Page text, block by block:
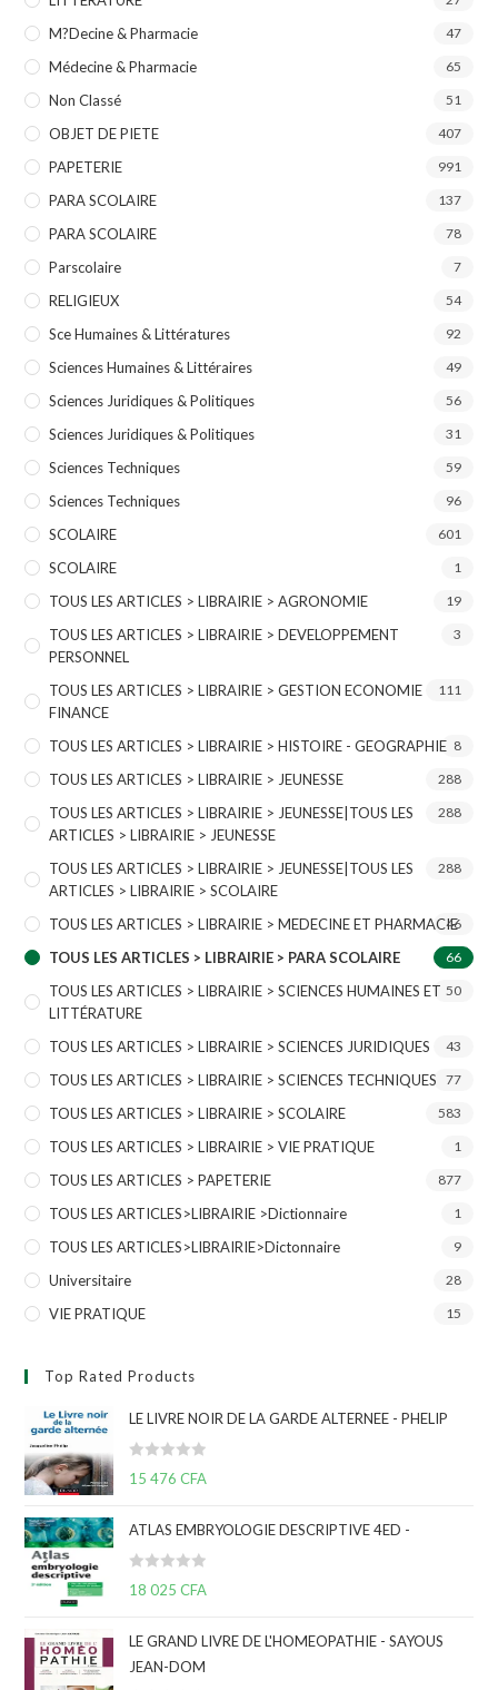
M?decine & Pharmacie 47
Médecine & Pharmacie 65
Non Classé 51
OBJET DE PIETE 407
PAPETERIE 991
PARA SCOLAIRE 137
PARA SCOLAIRE 78
Parscolaire 7
RELIGIEUX 54
Sce Humaines & Littératures 92
Sciences Humaines & Littéraires 49
Sciences Juridiques & Politiques 56
Sciences Juridiques & Politiques 31
Sciences Techniques 59
Sciences Techniques 96
SCOLAIRE 601
SCOLAIRE 1
TOUS LES ARTICLES > LIBRAIRIE > AGRONOMIE 19
TOUS LES ARTICLES > LIBRAIRIE > DEVELOPPEMENT
PERSONNEL
3
TOUS LES ARTICLES > LIBRAIRIE > GESTION ECONOMIE
FINANCE
111
TOUS LES ARTICLES > LIBRAIRIE > HISTOIRE - GEOGRAPHIE 8
TOUS LES ARTICLES > LIBRAIRIE > JEUNESSE 288
TOUS LES ARTICLES > LIBRAIRIE > JEUNESSE|TOUS LES
ARTICLES > LIBRAIRIE > JEUNESSE
288
TOUS LES ARTICLES > LIBRAIRIE > JEUNESSE|TOUS LES
ARTICLES > LIBRAIRIE > SCOLAIRE
288
TOUS LES ARTICLES > LIBRAIRIE > MEDECINE ET PHARMACIE
46
TOUS LES ARTICLES > LIBRAIRIE > PARA SCOLAIRE 66
TOUS LES ARTICLES > LIBRAIRIE > SCIENCES HUMAINES ET
LITTÉRATURE
50
TOUS LES ARTICLES > LIBRAIRIE > SCIENCES JURIDIQUES 43
TOUS LES ARTICLES > LIBRAIRIE > SCIENCES TECHNIQUES 77
TOUS LES ARTICLES > LIBRAIRIE > SCOLAIRE 583
TOUS LES ARTICLES > LIBRAIRIE > VIE PRATIQUE 1
TOUS LES ARTICLES > PAPETERIE 877
TOUS LES ARTICLES>LIBRAIRIE >Dictionnaire 1
TOUS LES ARTICLES>LIBRAIRIE>Dictonnaire 9
Universitaire 28
VIE PRATIQUE 15
Top Rated Products
LE LIVRE NOIR DE LA GARDE ALTERNEE - PHELIP
N
0
s
r
15 476CFA
ATLAS EMBRYOLOGIE DESCRIPTIVE 4ED -
N
0
18 025CFA
LE GRAND LIVRE DE L'HOMEOPATHIE - SAYOUS
JEAN-DOM